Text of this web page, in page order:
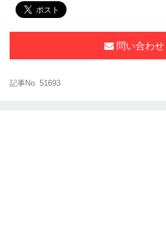
問い合わせ
記事No. 51693